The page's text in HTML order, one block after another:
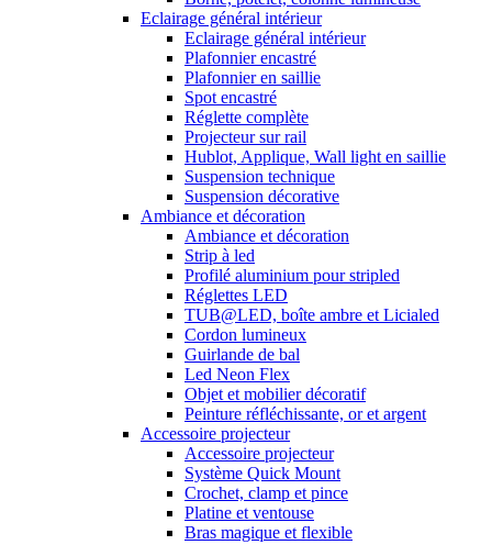
Eclairage général intérieur
Eclairage général intérieur
Plafonnier encastré
Plafonnier en saillie
Spot encastré
Réglette complète
Projecteur sur rail
Hublot, Applique, Wall light en saillie
Suspension technique
Suspension décorative
Ambiance et décoration
Ambiance et décoration
Strip à led
Profilé aluminium pour stripled
Réglettes LED
TUB@LED, boîte ambre et Licialed
Cordon lumineux
Guirlande de bal
Led Neon Flex
Objet et mobilier décoratif
Peinture réfléchissante, or et argent
Accessoire projecteur
Accessoire projecteur
Système Quick Mount
Crochet, clamp et pince
Platine et ventouse
Bras magique et flexible